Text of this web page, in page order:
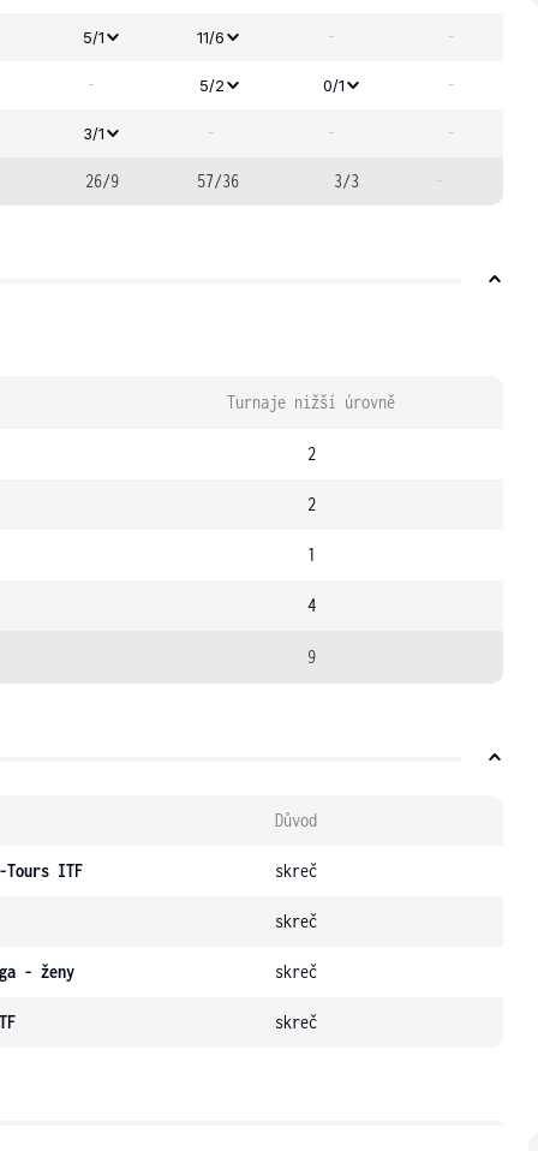
5/1 11/6 - -
- 5/2 0/1 -
3/1 - - -
26/9 57/36 3/3 -
Turnaje nižší úrovně
2
2
1
4
9
Důvod
Tours ITF skreč
skreč
- ženy skreč
skreč